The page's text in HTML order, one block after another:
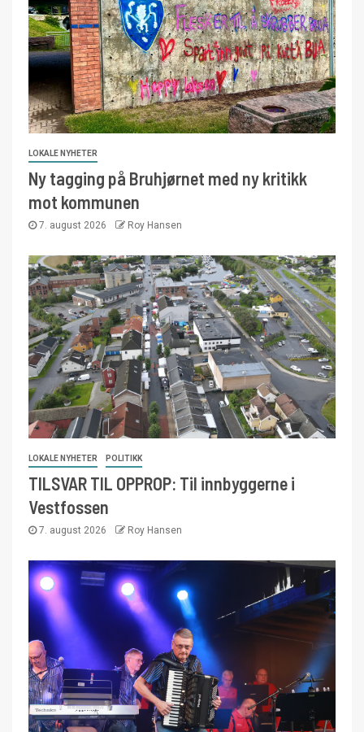
LOKALE NYHETER
Ny tagging på Bruhjørnet med ny kritikk
mot kommunen
7. august 2026 Roy Hansen
LOKALE NYHETER POLITIKK
TILSVAR TIL OPPROP: Til innbyggerne i
Vestfossen
7. august 2026 Roy Hansen